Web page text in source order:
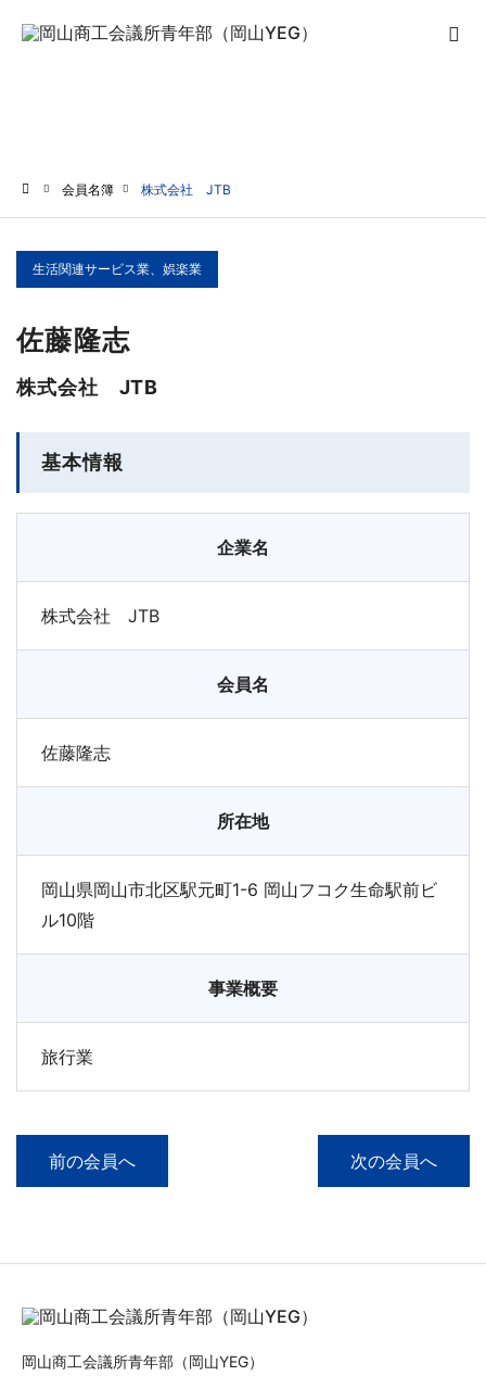
会員名簿 株式会社 JTB
生活関連サービス業、娯楽業
佐藤隆志
株式会社 JTB
基本情報
企業名
株式会社 JTB
会員名
佐藤隆志
所在地
岡山県岡山市北区駅元町1-6 岡山フコク生命駅前ビ
ル10階
事業概要
旅行業
前の会員へ 次の会員へ
岡山商工会議所青年部（岡山YEG）